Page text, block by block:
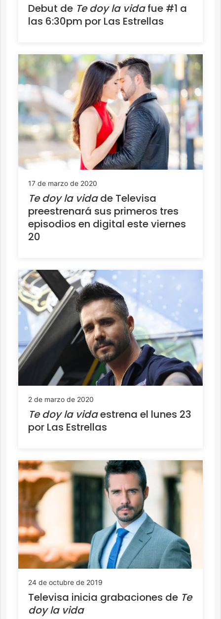
Debut de Te doy la vidafue #1 a
las 6:30pm por Las Estrellas
17 de marzo de 2020
Te doy la vidade Televisa
preestrenará sus primeros tres
episodios en digital este viernes
20
2 de marzo de 2020
Te doy la vidaestrena el lunes 23
por Las Estrellas
24 de octubre de 2019
Televisa inicia grabaciones de Te
doy la vida